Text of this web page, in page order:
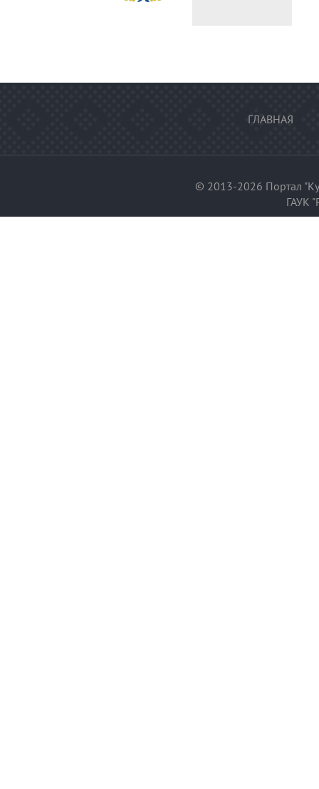
ГЛАВНАЯ
© 2013-2026 Портал
ГАУК